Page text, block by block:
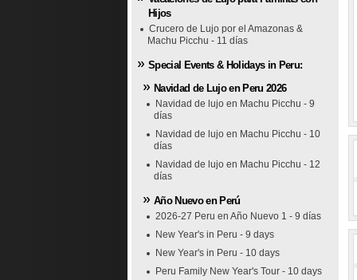
Hijos
Crucero de Lujo por el Amazonas &
Machu Picchu - 11 días
Special Events & Holidays in Peru:
Navidad de Lujo en Peru 2026
Navidad de lujo en Machu Picchu - 9
días
Navidad de lujo en Machu Picchu - 10
días
Navidad de lujo en Machu Picchu - 12
días
Año Nuevo en Perú
2026-27 Peru en Año Nuevo 1 - 9 días
New Year's in Peru - 9 days
New Year's in Peru - 10 days
Peru Family New Year's Tour - 10 days